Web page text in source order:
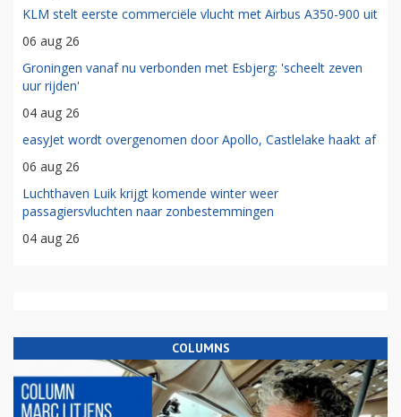
KLM stelt eerste commerciële vlucht met Airbus A350-900 uit
06 aug 26
Groningen vanaf nu verbonden met Esbjerg: 'scheelt zeven
uur rijden'
04 aug 26
easyJet wordt overgenomen door Apollo, Castlelake haakt af
06 aug 26
Luchthaven Luik krijgt komende winter weer
passagiersvluchten naar zonbestemmingen
04 aug 26
COLUMNS